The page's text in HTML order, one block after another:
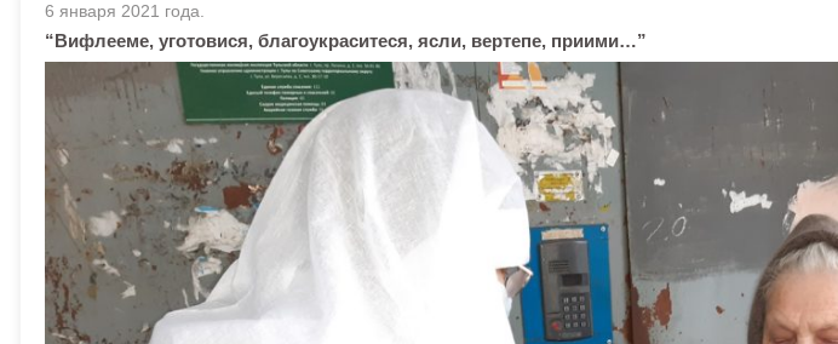
6 января 2021 года.
“Вифлееме, уготовися, благоукраситеся, ясли, вертепе, приими…”